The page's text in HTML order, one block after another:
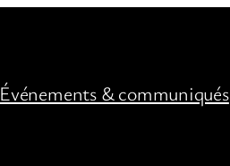
Événements & communiqués